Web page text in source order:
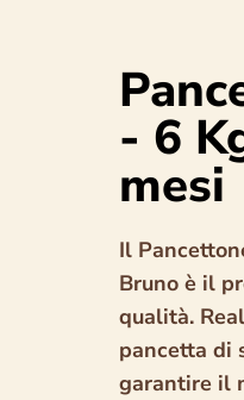
- 6
mesi
Il
Bruno è il
qualità.
pancetta di
garantire il